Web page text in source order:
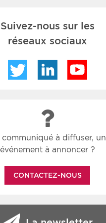
Suivez-nous sur les
réseaux sociaux
Twitter LinkedIn
communiqué à diffuser, un
événement à annoncer ?
CONTACTEZ-NOUS